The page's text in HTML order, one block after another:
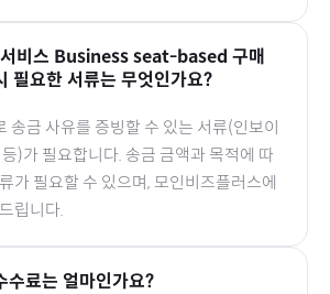
비스 Business seat-based 구매
필요한 서류는 무엇인가요?
송금 사유를 증빙할 수 있는 서류(인보이
)가 필요합니다. 송금 금액과 목적에 따
가 필요할 수 있으며, 모인비즈플러스에
립니다.
수료는 얼마인가요?